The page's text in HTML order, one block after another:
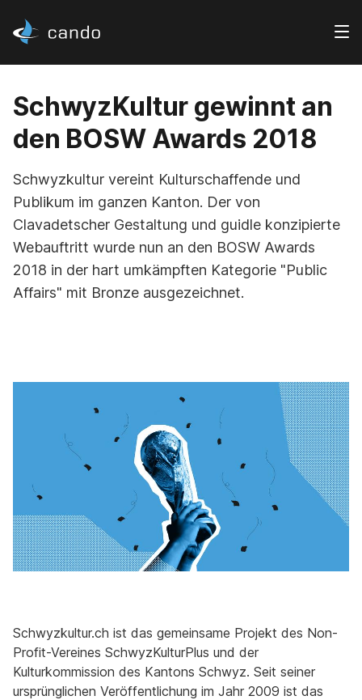
SchwyzKultur gewinnt an
den BOSW Awards 2018
Schwyzkultur vereint Kulturschaffende und
Publikum im ganzen Kanton. Der von
Clavadetscher Gestaltung und guidle konzipierte
Webauftritt wurde nun an den BOSW Awards
2018 in der hart umkämpften Kategorie "Public
Affairs" mit Bronze ausgezeichnet.
Schwyzkultur.ch ist das gemeinsame Projekt des Non-
Profit-Vereines SchwyzKulturPlus und der
Kulturkommission des Kantons Schwyz. Seit seiner
ursprünglichen Veröffentlichung im Jahr 2009 ist das